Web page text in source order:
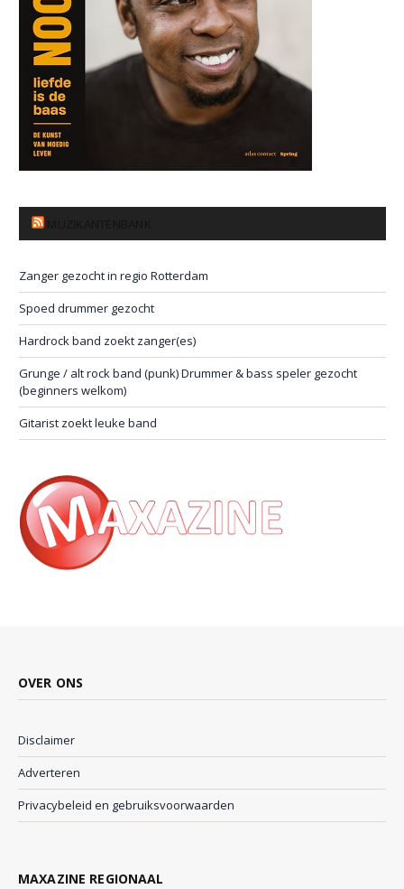
Zanger gezocht in regio Rotterdam
Spoed drummer gezocht
Hardrock band zoekt zanger(es)
Grunge / alt rock band (punk) Drummer & bass speler gezocht
(beginners welkom)
Gitarist zoekt leuke band
OVER ONS
Disclaimer
Adverteren
Privacybeleid en gebruiksvoorwaarden
MAXAZINE REGIONAAL